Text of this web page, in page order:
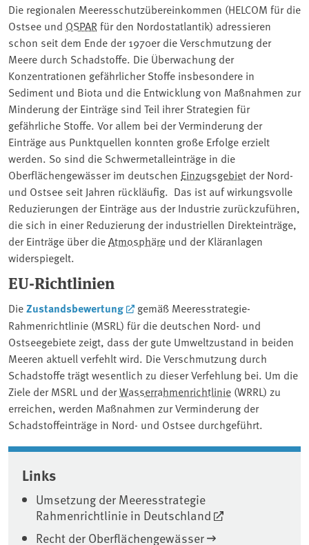
Die regionalen Meeresschutzübereinkommen (HELCOM für die
Ostsee und ⁠ OSPAR ⁠ für den Nordostatlantik) adressieren
schon seit dem Ende der 1970er die Verschmutzung der
Meere durch Schadstoffe. Die Überwachung der
Konzentrationen gefährlicher Stoffe insbesondere in
Sediment und Biota und die Entwicklung von Maßnahmen zur
Minderung der Einträge sind Teil ihrer Strategien für
gefährliche Stoffe. Vor allem bei der Verminderung der
Einträge aus Punktquellen konnten große Erfolge erzielt
werden. So sind die Schwermetalleinträge in die
Oberflächengewässer im deutschen ⁠ Einzugsgebiet ⁠ der Nord-
und Ostsee seit Jahren rückläufig. Das ist auf wirkungsvolle
Reduzierungen der Einträge aus der Industrie zurückzuführen,
die sich in einer Reduzierung der industriellen Direkteinträge,
der Einträge über die ⁠Atmosphäre ⁠ und der Kläranlagen
widerspiegelt.
EU-Richtlinien
DieZustandsbewertung
gemäß Meeresstrategie-
Rahmenrichtlinie (MSRL) für die deutschen Nord- und
Ostseegebiete zeigt, dass der gute Umweltzustand in beiden
Meeren aktuell verfehlt wird. Die Verschmutzung durch
Schadstoffe trägt wesentlich zu dieser Verfehlung bei. Um die
Ziele der MSRL ⁠und derWasserrahmenrichtlinie (WRRL) zu
erreichen, werden Maßnahmen zur Verminderung der
Schadstoffeinträge in Nord- und Ostsee durchgeführt.
Associated content
Links
Umsetzung der Meeresstrategie
Rahmenrichtlinie in Deutschland
Recht der Oberflächengewässer